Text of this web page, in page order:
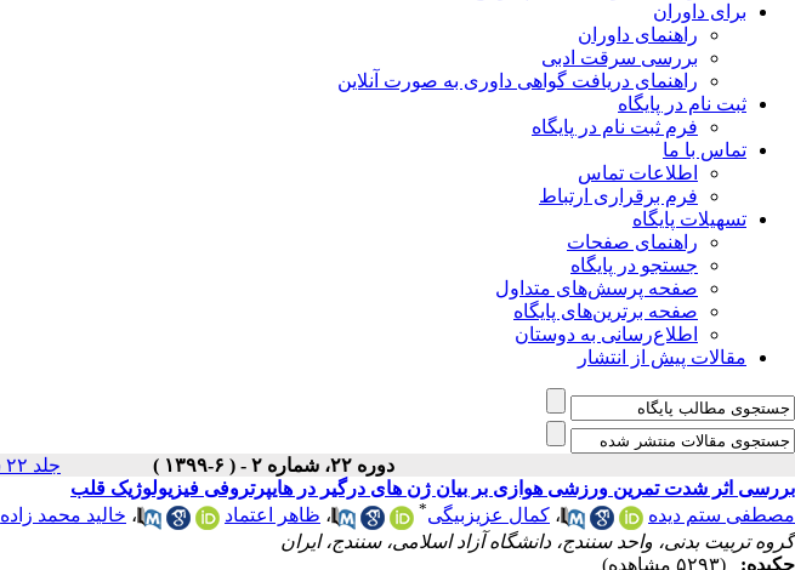
برای داوران
راهنمای داوران
بررسی سرقت ادبی
راهنمای دریافت گواهی داوری به صورت آنلاین
ثبت نام در پایگاه
فرم ثبت نام در پایگاه
تماس با ما
اطلاعات تماس
فرم برقراری ارتباط
تسهیلات پایگاه
راهنمای صفحات
جستجو در پایگاه
صفحه پرسش‌های متداول
صفحه برترین‌های پایگاه
اطلاع‌رسانی به دوستان
مقالات پیش از انتشار
دوره ۲۲، شماره ۲ - ( ۶-۱۳۹۹ ) جلد ۲۲ شماره ۲ صفحات ۱۰۵-۸۹
بررسی اثر شدت تمرین ورزشی هوازی بر بیان ژن های درگیر در هایپرتروفی فیزیولوژیک قلب
مصطفی ستم دیده
، کمال عزیزبیگی* ، ظاهر اعتماد ، خالید محمد زاده
گروه تربیت بدنی، واحد سنندج، دانشگاه آزاد اسلامی، سنندج، ایران
چکیده:
(۵۲۹۳ مشاهده)